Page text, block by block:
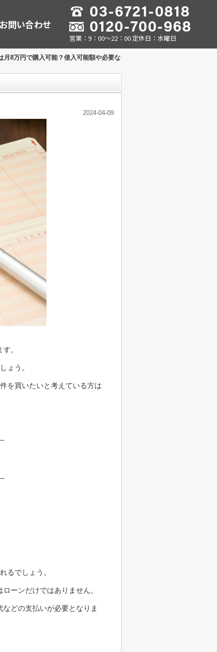
お問い合わせ
営業：9：00～22：00 定休日：水曜日
月8万円で購入可能？借入可能額や必要な
2024-04-09
。
ょう。
を買いたいと考えている方は
るでしょう。
ーンだけではありません。
どの支払いが必要となりま